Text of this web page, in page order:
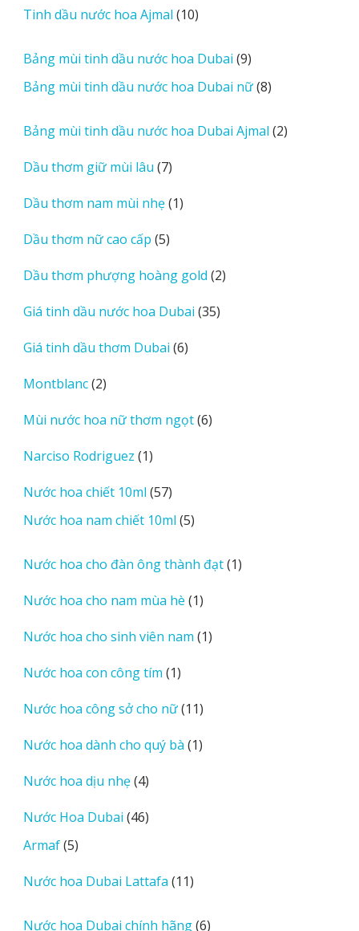
v
e
s
phẩm
Tinh dầu nước hoa Ajmal 1010
phẩm
Bảng mùi tinh dầu nước hoa Dubai 99
sản
phẩm
Bảng mùi tinh dầu nước hoa Dubai nữ 88
phẩm
Bảng mùi tinh dầu nước hoa Dubai Ajmal 22
Dầu thơm giữ mùi lâu 77
phẩm
Dầu thơm nam mùi nhẹ 11
Dầu thơm nữ cao cấp 55
phẩm
Dầu thơm phượng hoàng gold 22
Giá tinh dầu nước hoa Dubai 3535
Giá tinh dầu thơm Dubai 66
Montblanc 22
phẩm
Mùi nước hoa nữ thơm ngọt 66
Narciso Rodriguez 11
phẩm
Nước hoa chiết 10ml 5757
sản
phẩm
Nước hoa nam chiết 10ml 55
phẩm
Nước hoa cho đàn ông thành đạt 11
Nước hoa cho nam mùa hè 11
phẩm
Nước hoa cho sinh viên nam 11
Nước hoa con công tím 11
phẩm
Nước hoa công sở cho nữ 1111
phẩm
Nước hoa dành cho quý bà 11
Nước hoa dịu nhẹ 44
phẩm
Nước Hoa Dubai 4646
Armaf 55
phẩm
Nước hoa Dubai Lattafa 1111
phẩm
Nước hoa Dubai chính hãng 66